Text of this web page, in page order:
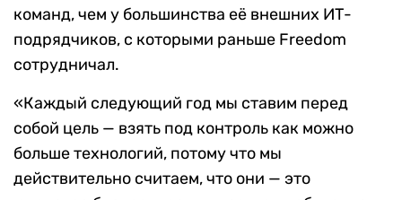
команд, чем у большинства её внешних ИТ-
подрядчиков, с которыми раньше Freedom
сотрудничал.
«Каждый следующий год мы ставим перед
собой цель — взять под контроль как можно
больше технологий, потому что мы
действительно считаем, что они — это